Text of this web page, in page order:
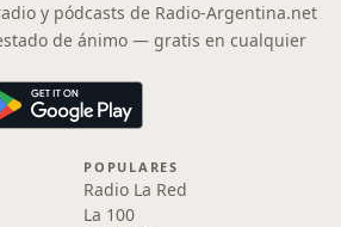
y pódcasts de Radio-Argentina.net
de ánimo — gratis en cualquier
POPULARES
Radio La Red
La 100